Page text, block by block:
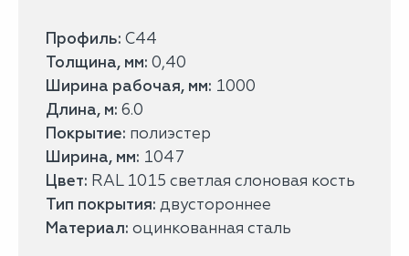
Профиль: С44
Толщина, мм: 0,40
Ширина рабочая, мм: 1000
Длина, м: 6.0
Покрытие: полиэстер
Ширина, мм: 1047
Цвет: RAL 1015 светлая слоновая кость
Тип покрытия: двустороннее
Материал: оцинкованная сталь